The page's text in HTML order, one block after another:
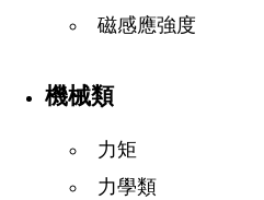
磁感應強度
機械類
力矩
力學類